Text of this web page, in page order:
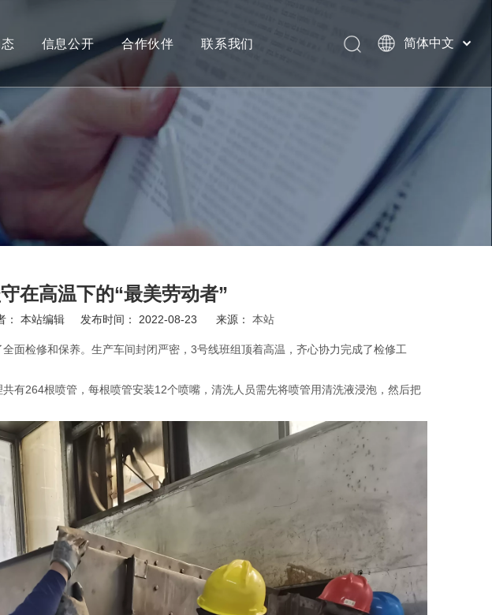
新闻
新闻
信息公开 合作伙伴 联系我们
简体中文
English
在高温下的“最美劳动者”
本站编辑 发布时间： 2022-08-23 来源： 本站
检修和保养。生产车间封闭严密，3号线班组顶着高温，齐心协力完成了检修工
有264根喷管，每根喷管安装12个喷嘴，清洗人员需先将喷管用清洗液浸泡，然后把